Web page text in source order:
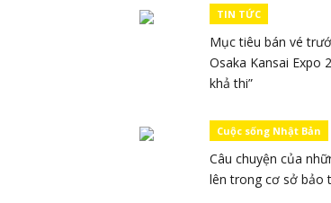
TIN TỨC
Mục tiêu bán vé
Osaka Kansai Expo
khả thi”
Cuộc sống Nhật Bản
Câu chuyện của
lên trong cơ sở bảo